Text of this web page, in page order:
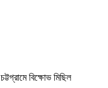
বিক্ষোভ মিছিল